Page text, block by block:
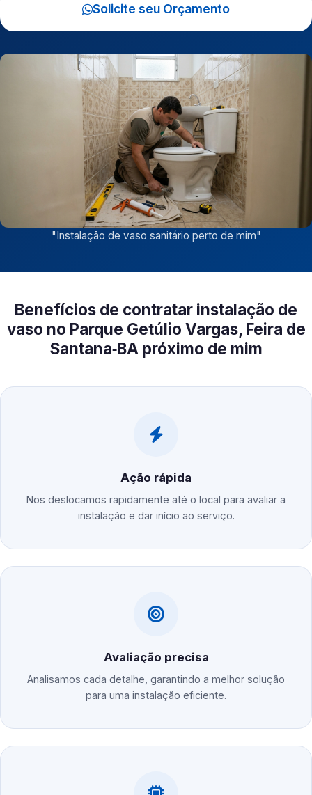
Solicite seu Orçamento
"Instalação de vaso sanitário perto de mim"
Benefícios de contratar instalação de
vaso no Parque Getúlio Vargas, Feira de
Santana‑BA próximo de mim
Ação rápida
Nos deslocamos rapidamente até o local para avaliar a
instalação e dar início ao serviço.
Avaliação precisa
Analisamos cada detalhe, garantindo a melhor solução
para uma instalação eficiente.